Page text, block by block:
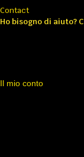
Contact
Ho bisogno di aiuto?
Il mio conto